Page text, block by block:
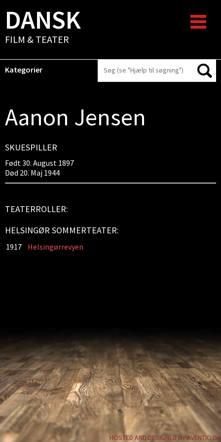
DANSK
FILM & TEATER
Kategorier
Aanon Jensen
SKUESPILLER
Født 30. August 1897
Død 20. Maj 1944
TEATERROLLER:
HELSINGØR SOMMERTEATER:
1917 Helsingørrevyen
HOSTED AND DESIGNED BY AVENTIO.DK